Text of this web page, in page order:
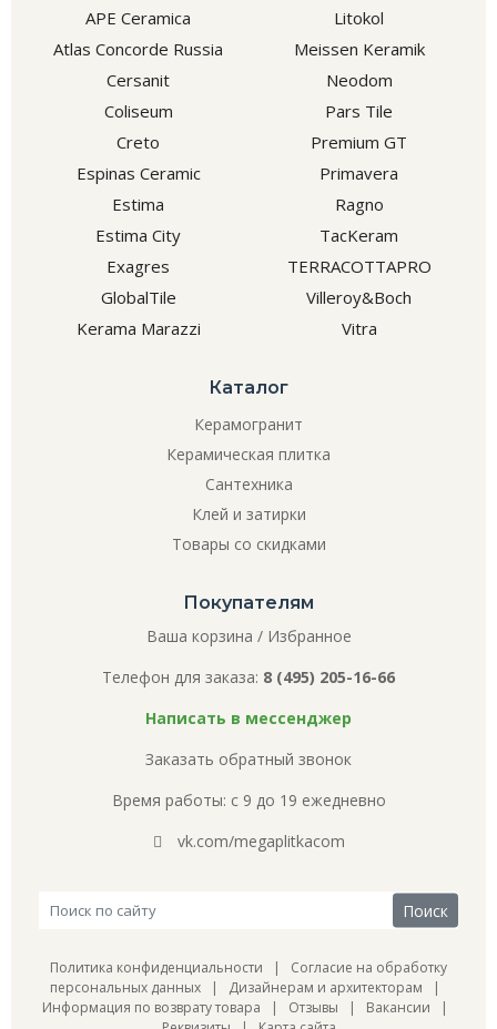
APE Ceramica
Atlas Concorde Russia
Cersanit
Coliseum
Creto
Espinas Ceramic
Estima
Estima City
Exagres
GlobalTile
Kerama Marazzi
Litokol
Meissen Keramik
Neodom
Pars Tile
Premium GT
Primavera
Ragno
TacKeram
TERRACOTTAPRO
Villeroy&Boch
Vitra
Каталог
Керамогранит
Керамическая плитка
Сантехника
Клей и затирки
Товары со скидками
Покупателям
Ваша корзина / Избранное
Телефон для заказа: 8 (495) 205-16-66
Написать в мессенджер
Заказать обратный звонок
Время работы: с 9 до 19 ежедневно
vk.com/megaplitkacom
Политика конфиденциальности | Согласие на обработку
персональных данных | Дизайнерам и архитекторам |
Информация по возврату товара | Отзывы | Вакансии |